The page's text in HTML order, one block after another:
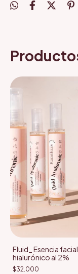
Fluid_ Esencia
hialurónico al 2%
$32.000